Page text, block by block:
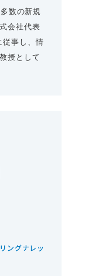
数の新規
会社代表
従事し、情
授として
ングナレッ